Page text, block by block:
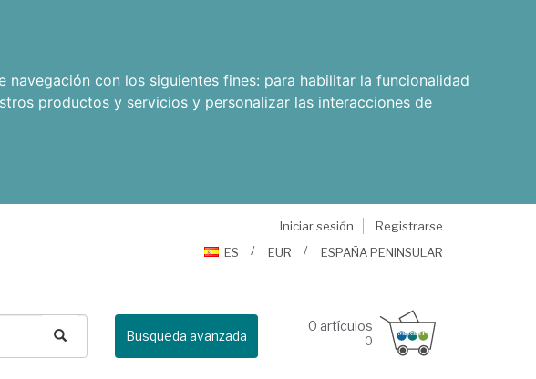
con los siguientes fines: para habilitar la funcionalidad
productos y servicios y personalizar las interacciones de
Iniciar sesión
Registrarse
ES
EUR ESPAÑA PENINSULAR
Busqueda avanzada
0 artículos
0